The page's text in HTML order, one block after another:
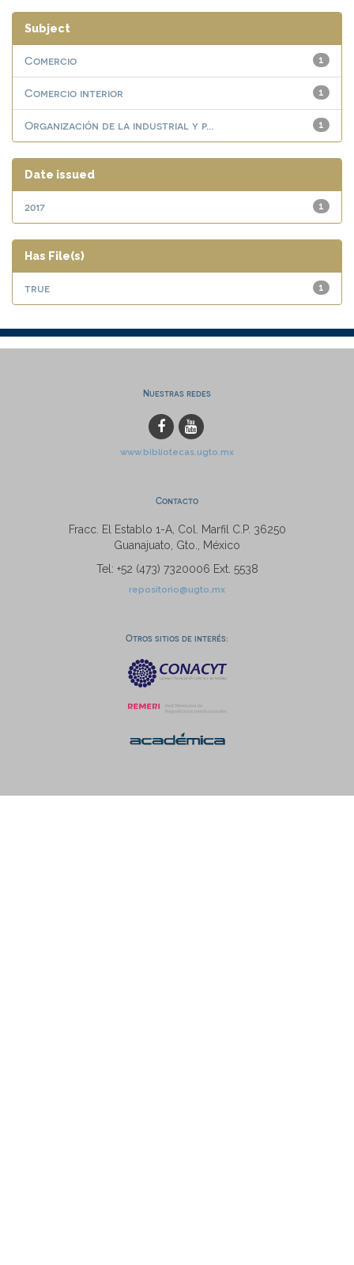
Subject
1
Comercio
1
Comercio interior
1
Organización de la industrial y p...
Date issued
1
2017
Has File(s)
1
true
Nuestras redes
www.bibliotecas.ugto.mx
Contacto
Fracc. El Establo 1-A, Col. Marfil C.P. 36250
Guanajuato, Gto., México
Tel: +52 (473) 7320006 Ext. 5538
repositorio@ugto.mx
Otros sitios de interés: